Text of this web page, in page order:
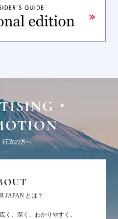
・
行政の方へ
JAPAN とは？
く、深く、わかりやすく。